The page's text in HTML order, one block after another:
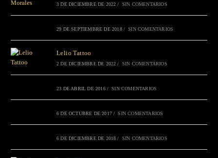
3 DE DICIEMBRE DE 2022 / SIN COMENTARIOS
29 DE SEPTIEMBRE DE 2018 / SIN COMENTARIOS
Lelio Tattoo
2 DE DICIEMBRE DE 2022 / SIN COMENTARIOS
23 DE ABRIL DE 2016 / SIN COMENTARIOS
6 DE OCTUBRE DE 2017 / SIN COMENTARIOS
6 DE DICIEMBRE DE 2018 / SIN COMENTARIOS